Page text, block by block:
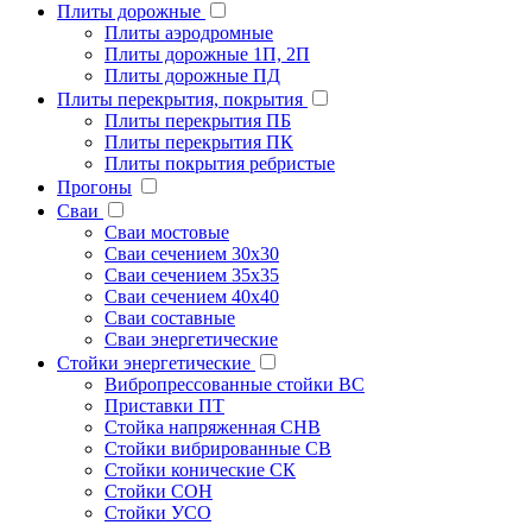
Плиты дорожные
Плиты аэродромные
Плиты дорожные 1П, 2П
Плиты дорожные ПД
Плиты перекрытия, покрытия
Плиты перекрытия ПБ
Плиты перекрытия ПК
Плиты покрытия ребристые
Прогоны
Сваи
Сваи мостовые
Сваи сечением 30х30
Сваи сечением 35х35
Сваи сечением 40х40
Сваи составные
Сваи энергетические
Стойки энергетические
Вибропрессованные стойки ВС
Приставки ПТ
Стойка напряженная СНВ
Стойки вибрированные СВ
Стойки конические СК
Стойки СОН
Стойки УСО